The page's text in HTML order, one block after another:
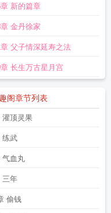
新的篇章
金丹徐家
父子情深延寿之法
长生万古星月宫
阁章节列表
灌顶灵果
练武
气血丸
三年
偷钱